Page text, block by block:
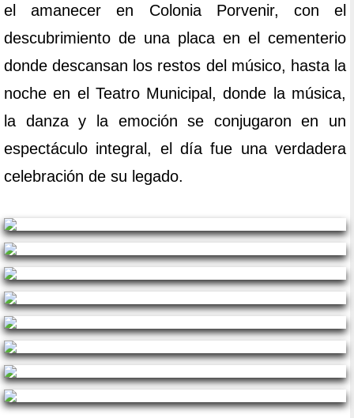
el amanecer en Colonia Porvenir, con el
descubrimiento de una placa en el cementerio
donde descansan los restos del músico, hasta la
noche en el Teatro Municipal, donde la música,
la danza y la emoción se conjugaron en un
espectáculo integral, el día fue una verdadera
celebración de su legado.